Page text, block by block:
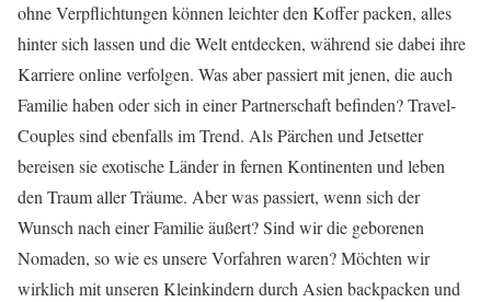
ohne Verpflichtungen können leichter den Koffer packen, alles
hinter sich lassen und die Welt entdecken, während sie dabei ihre
Karriere online verfolgen. Was aber passiert mit jenen, die auch
Familie haben oder sich in einer Partnerschaft befinden? Travel-
Couples sind ebenfalls im Trend. Als Pärchen und Jetsetter
bereisen sie exotische Länder in fernen Kontinenten und leben
den Traum aller Träume. Aber was passiert, wenn sich der
Wunsch nach einer Familie äußert? Sind wir die geborenen
Nomaden, so wie es unsere Vorfahren waren? Möchten wir
wirklich mit unseren Kleinkindern durch Asien backpacken und